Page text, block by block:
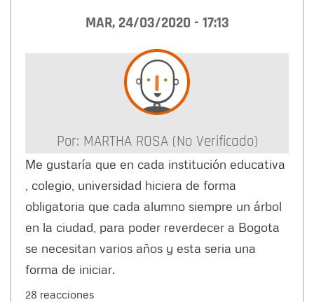
MAR, 24/03/2020 - 17:13
Por: MARTHA ROSA (no Verificado)
Me gustaría que en cada institución educativa
, colegio, universidad hiciera de forma
obligatoria que cada alumno siempre un árbol
en la ciudad, para poder reverdecer a Bogota
se necesitan varios años y esta seria una
forma de iniciar.
28 reacciones